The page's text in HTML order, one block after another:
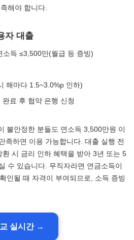
해야 합니다.
자 대출
소득 ≤3,500만(월급 등 증빙)
해마다 1.5~3.0%p 인하)
료 후 협약 은행 신청
불안정한 분들도 연소득 3,500만원 이
족하면 이용 가능합니다. 대출 실행 전
시 금리 인하 혜택을 받아 3년 또는 5
수 있습니다. 무직자라면 연금소득이
인될 때 자격이 부여되므로, 소득 증빙
실시간 →